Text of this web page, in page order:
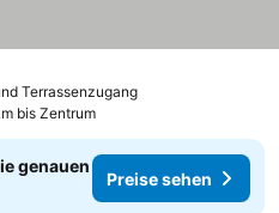
Terrassenzugang
bis Zentrum
genauen
Preise sehen